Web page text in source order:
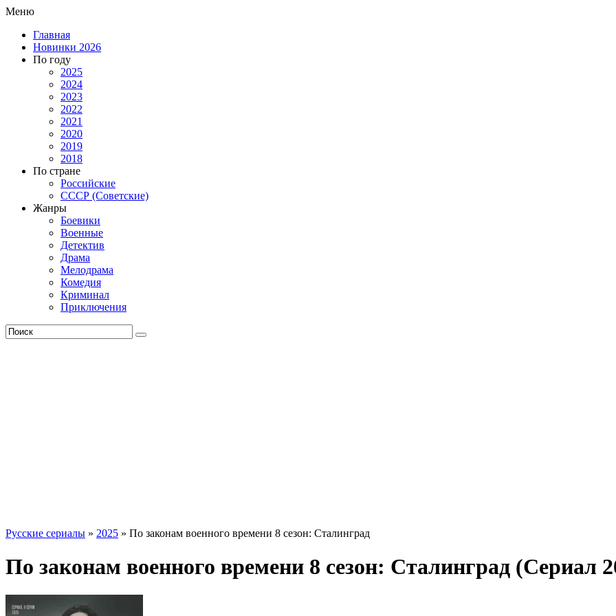
Меню
Главная
Новинки 2026
По году
2025
2024
2023
2022
2021
2020
2019
2018
По стране
Российские
СССР (Советские)
Жанры
Боевики
Военные
Детектив
Драма
Мелодрама
Комедия
Криминал
Приключения
Русские сериалы » 2025 » По законам военного времени 8 сезон: Сталинград
По законам военного времени 8 сезон: Сталинград (Сериал